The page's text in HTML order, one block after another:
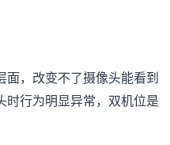
，改变不了摄像头能看到
时行为明显异常，双机位是